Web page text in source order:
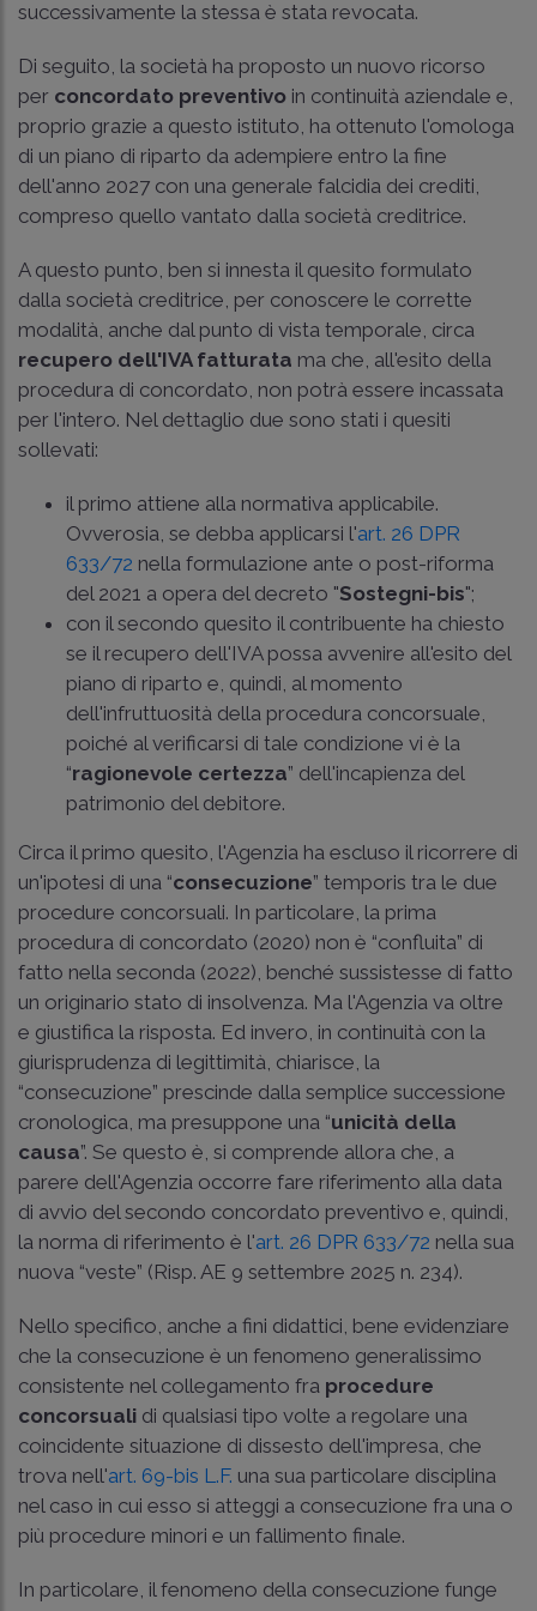
successivamente la stessa è stata revocata.
Di seguito, la società ha proposto un nuovo ricorso
per concordato preventivo in continuità aziendale e,
proprio grazie a questo istituto, ha ottenuto l'omologa
di un piano di riparto da adempiere entro la fine
dell'anno 2027 con una generale falcidia dei crediti,
compreso quello vantato dalla società creditrice.
A questo punto, ben si innesta il quesito formulato
dalla società creditrice, per conoscere le corrette
modalità, anche dal punto di vista temporale, circa
recupero dell'IVA fatturata ma che, all'esito della
procedura di concordato, non potrà essere incassata
per l'intero. Nel dettaglio due sono stati i quesiti
sollevati:
il primo attiene alla normativa applicabile.
Ovverosia, se debba applicarsi l'art. 26 DPR
633/72 nella formulazione ante o post-riforma
del 2021 a opera del decreto "Sostegni-bis";
con il secondo quesito il contribuente ha chiesto
se il recupero dell'IVA possa avvenire all'esito del
piano di riparto e, quindi, al momento
dell'infruttuosità della procedura concorsuale,
poiché al verificarsi di tale condizione vi è la
“ragionevole certezza” dell'incapienza del
patrimonio del debitore.
Circa il primo quesito, l'Agenzia ha escluso il ricorrere di
un'ipotesi di una “consecuzione” temporis tra le due
procedure concorsuali. In particolare, la prima
procedura di concordato (2020) non è “confluita” di
fatto nella seconda (2022), benché sussistesse di fatto
un originario stato di insolvenza. Ma l'Agenzia va oltre
e giustifica la risposta. Ed invero, in continuità con la
giurisprudenza di legittimità, chiarisce, la
“consecuzione” prescinde dalla semplice successione
cronologica, ma presuppone una “unicità della
causa”. Se questo è, si comprende allora che, a
parere dell'Agenzia occorre fare riferimento alla data
di avvio del secondo concordato preventivo e, quindi,
la norma di riferimento è l'art. 26 DPR 633/72 nella sua
nuova “veste” (Risp. AE 9 settembre 2025 n. 234).
Nello specifico, anche a fini didattici, bene evidenziare
che la consecuzione è un fenomeno generalissimo
consistente nel collegamento fra procedure
concorsuali di qualsiasi tipo volte a regolare una
coincidente situazione di dissesto dell'impresa, che
trova nell'art. 69-bis L.F. una sua particolare disciplina
nel caso in cui esso si atteggi a consecuzione fra una o
più procedure minori e un fallimento finale.
In particolare, il fenomeno della consecuzione funge